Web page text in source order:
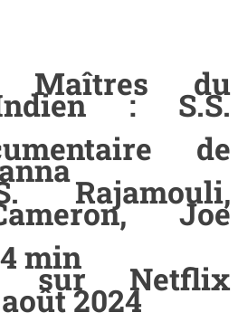
Maîtres du
: S.S.
de
Rajamouli,
Joe
min
sur Netflix
2024